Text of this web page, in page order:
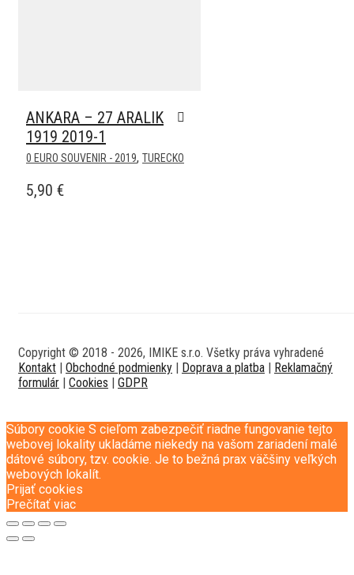
ANKARA – 27 ARALIK
1919 2019-1
0 EURO SOUVENIR - 2019, TURECKO
5,90 €
Copyright © 2018 - 2026, IMIKE s.r.o. Všetky práva vyhradené
Kontakt
Obchodné podmienky Doprava a platba
Reklamačný
formulár
Cookies GDPR
Súbory cookie S cieľom zabezpečiť riadne fungovanie tejto
webovej lokality ukladáme niekedy na vašom zariadení malé
dátové súbory, tzv. cookie. Je to bežná prax väčšiny veľkých
webových lokalít.
Prijať cookies
Prečítať viac